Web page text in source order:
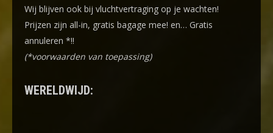
Wij blijven ook bij vluchtvertraging op je wachten!
Prijzen zijn all-in, gratis bagage mee! en… Gratis
annuleren *!!
(*voorwaarden van toepassing)
WERELDWIJD: